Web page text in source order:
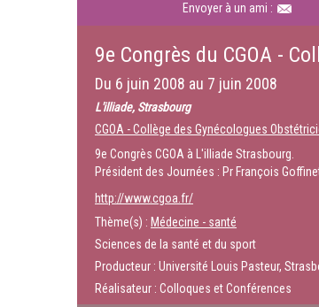
Envoyer à un ami :
9e Congrès du CGOA -
Du 6 juin 2008 au 7 juin 2008
L'illiade, Strasbourg
CGOA - Collège des Gynécologues
9e Congrès CGOA à L'illiade Strasbourg.
Président des Journées : Pr François
http://www.cgoa.fr/
Thème(s) : Médecine - santé
Sciences de la santé et du sport
Producteur : Université Louis Pasteur,
Réalisateur : Colloques et Conférences